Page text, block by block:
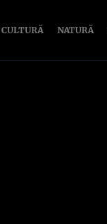
CULTURĂ NATURĂ